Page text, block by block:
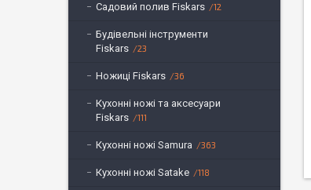
Садовий полив Fiskars 12
Будівельні інструменти
Fiskars
23
Ножиці Fiskars 36
Кухонні ножі та аксесуари
Fiskars
111
Кухонні ножі Samura 363
Кухонні ножі Satake 118